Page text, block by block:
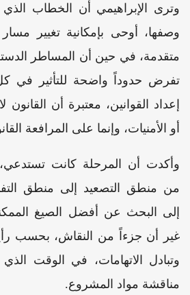
وترى الإبراهيمي أن الخطاب
وصفها، أوحى بإمكانية تغيير
متقدمة، في حين أن المساطر
تفرض حدوداً واضحة للتأثير في
إعداد القوانين، معتبرة أن
أو الأمنيات، وإنما على المرافعة
وأكدت أن المرحلة كانت تستدعي،
من منطق التصعيد إلى منطق
إلى البحث عن أفضل الصيغ
غير أن جزءاً من النقاش، بحسب
وتبادل الاتهامات، في الوقت
مناقشة مواد المشروع.